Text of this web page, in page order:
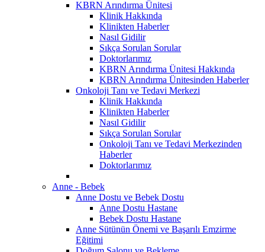
KBRN Arındırma Ünitesi
Klinik Hakkında
Klinikten Haberler
Nasıl Gidilir
Sıkça Sorulan Sorular
Doktorlarımız
KBRN Arındırma Ünitesi Hakkında
KBRN Arındırma Ünitesinden Haberler
Onkoloji Tanı ve Tedavi Merkezi
Klinik Hakkında
Klinikten Haberler
Nasıl Gidilir
Sıkça Sorulan Sorular
Onkoloji Tanı ve Tedavi Merkezinden
Haberler
Doktorlarımız
Anne - Bebek
Anne Dostu ve Bebek Dostu
Anne Dostu Hastane
Bebek Dostu Hastane
Anne Sütünün Önemi ve Başarılı Emzirme
Eğitimi